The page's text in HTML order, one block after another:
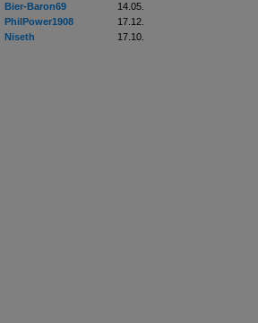
Bier-Baron69
14.05.
PhilPower1908
17.12.
Niseth
17.10.